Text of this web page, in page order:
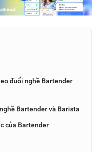
đuổi nghề Bartender
Bartender và Barista
của Bartender